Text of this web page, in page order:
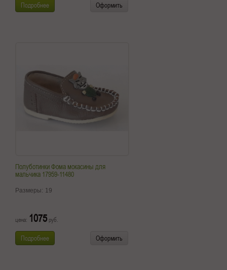
Подробнее Оформить
Полуботинки Фома мокасины для
мальчика 17959-11480
Размеры: 19
цена: 1075 руб.
Подробнее Оформить